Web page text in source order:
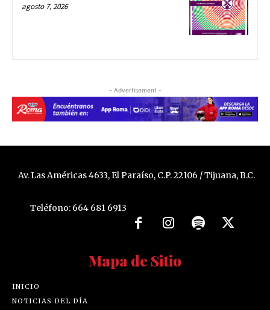
agosto 7, 2026
- Advertisement -
Av. Las Américas 4633, El Paraíso, C.P. 22106 / Tijuana, B.C.
Teléfono: 664 681 6913
Mapa de Sitio
INICIO
NOTICIAS DEL DÍA